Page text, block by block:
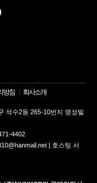
방침 회사소개
석수2동 265-10번지 명성빌
4402
| 호스팅 서